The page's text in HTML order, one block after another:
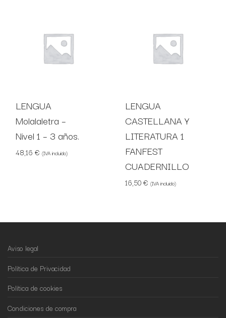
LENGUA
Molalaletra –
Nivel 1 – 3 años.
48,16 € (IVA incluido)
LENGUA
CASTELLANA Y
LITERATURA 1
FANFEST
CUADERNILLO
16,50€ (IVA incluido)
Aviso legal
Política de Privacidad
Política de cookies
Condiciones de compra